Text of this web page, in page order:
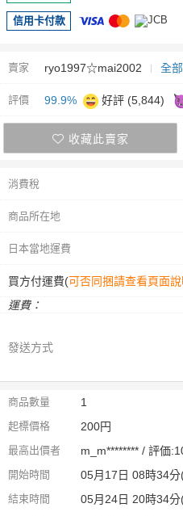
信用卡付款
賣家 ryo1997☆mai2002 全
評價 99.9% 好評 (5,844)
收藏此賣家
消費稅
商品所在地
日本當地運費
買方付運費(可否同捆請查看頁面說
運費：
發送方式
商品數量 1
起標價格 200円
最高出價者 m_m******** / 評価
開始時間 05月17日 08時34分
結束時間 05月24日 20時34分